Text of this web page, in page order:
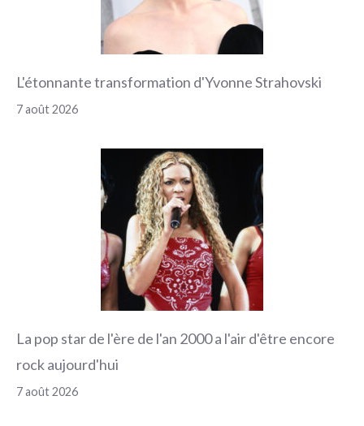
L'étonnante transformation d'Yvonne Strahovski
7 août 2026
La pop star de l'ère de l'an 2000 a l'air d'être encore
rock aujourd'hui
7 août 2026